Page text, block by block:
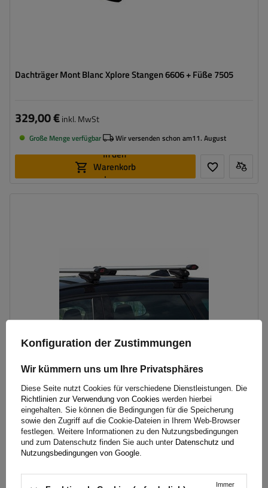
Dachträger Mont Blanc Xplore Stangen 6606 + Füße 7505
329,00 €inkl. MwSt
Große Menge verfügbar Wir versenden schon am11. August
In den
Warenkorb
legen
G3 Airflow 60.230 Dachträger für traditionelle und integrierte
Aluminiumschienen
154,99 €inkl. MwSt
Konfiguration der Zustimmungen
Wir kümmern uns um Ihre Privatsphäres
Diese Seite nutzt Cookies für verschiedene Dienstleistungen. Die
Richtlinien zur Verwendung von Cookies werden hierbei
eingehalten. Sie können die Bedingungen für die Speicherung
sowie den Zugriff auf die Cookie-Dateien in Ihrem Web-Browser
festlegen. Weitere Informationen zu den Nutzungsbedingungen
und zum Datenschutz finden Sie auch unter Datenschutz und
Nutzungsbedingungen von Google
Immer